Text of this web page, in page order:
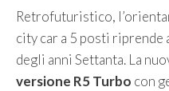
Retrofuturistico,
city car a 5 posti
degli anni Settanta. La
versione R5 Turbo con